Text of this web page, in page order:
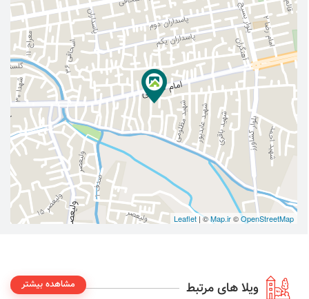
Leaflet | ©Map.ir©OpenStreetMap
ویلا های مرتبط مشاهده بیشتر